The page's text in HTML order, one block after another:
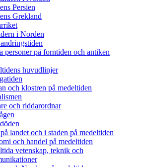
Persien
Grekland
i Norden
personer på forntiden och antiken
huvudlinjer
och klostren på medeltiden
och riddarordnar
landet och i staden på medeltiden
och handel på medeltiden
vetenskap, teknik och